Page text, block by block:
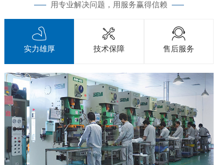
用专业解决问题，用服务赢得信赖

实力雄厚

技术保障

售后服务